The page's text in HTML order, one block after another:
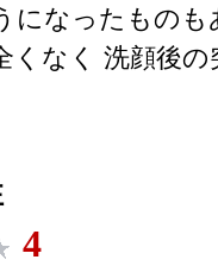
になったもの
くなく 洗顔後
4